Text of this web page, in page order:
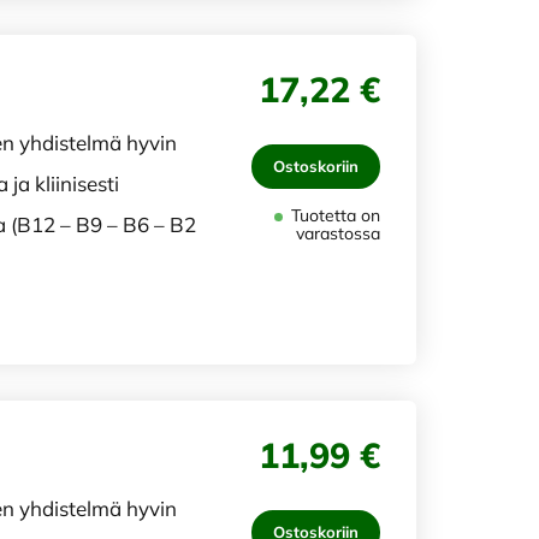
yhdistelmä hyvin
ja kliinisesti
– B9 – B6 – B2
17,22 €
Ostoskoriin
Tuotetta on
varastossa
yhdistelmä hyvin
11,99 €
Ostoskoriin